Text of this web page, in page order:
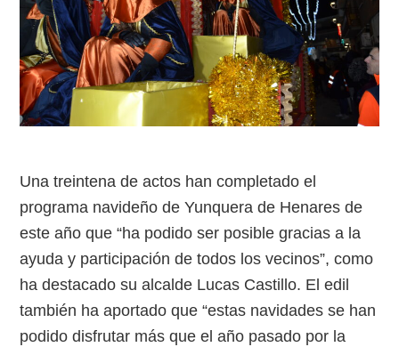
Una treintena de actos han completado el
programa navideño de Yunquera de Henares de
este año que “ha podido ser posible gracias a la
ayuda y participación de todos los vecinos”, como
ha destacado su alcalde Lucas Castillo. El edil
también ha aportado que “estas navidades se han
podido disfrutar más que el año pasado por la